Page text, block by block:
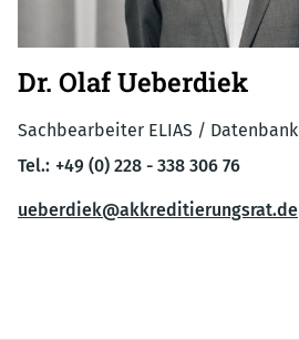
Dr. Olaf Ueberdiek
Sachbearbeiter ELIAS / Datenbank
Tel.: +49 (0) 228 - 338 306 76
ueberdiek@akkreditierungsrat.de